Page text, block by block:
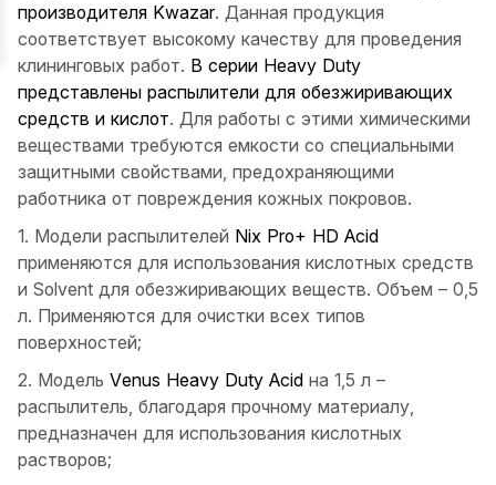
производителя Kwazar. Данная продукция
соответствует высокому качеству для проведения
клининговых работ. В серии Heavy Duty
представлены распылители для обезжиривающих
средств и кислот. Для работы с этими химическими
веществами требуются емкости со специальными
защитными свойствами, предохраняющими
работника от повреждения кожных покровов.
1. Модели распылителей Nix Pro+ HD Acid
применяются для использования кислотных средств
и Solvent для обезжиривающих веществ. Объем – 0,5
л. Применяются для очистки всех типов
поверхностей;
2. Модель Venus Heavy Duty Acid на 1,5 л –
распылитель, благодаря прочному материалу,
предназначен для использования кислотных
растворов;